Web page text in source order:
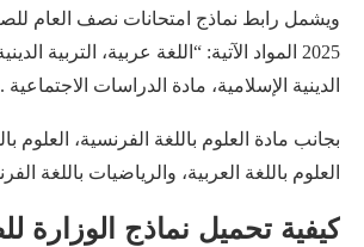
ويشمل رابط نماذج امتحانات نصف العام للصف
2025 المواد الآتية: “اللغة عربية، التربية
الدينية الإسلامية، مادة الدراسات الاجتماعية .
بجانب مادة العلوم باللغة الفرنسية، العلوم
العلوم باللغة العربية، والرياضيات باللغة
كيفية تحميل نماذج الوزارة